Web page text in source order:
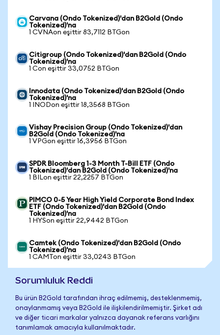
Carvana (Ondo Tokenized)'dan B2Gold (Ondo
Tokenized)'na
1 CVNAon eşittir 83,7112 BTGon
Citigroup (Ondo Tokenized)'dan B2Gold (Ondo
Tokenized)'na
1 Con eşittir 33,0752 BTGon
Innodata (Ondo Tokenized)'dan B2Gold (Ondo
Tokenized)'na
1 INODon eşittir 18,3568 BTGon
Vishay Precision Group (Ondo Tokenized)'dan
B2Gold (Ondo Tokenized)'na
1 VPGon eşittir 16,3956 BTGon
SPDR Bloomberg 1-3 Month T-Bill ETF (Ondo
Tokenized)'dan B2Gold (Ondo Tokenized)'na
1 BILon eşittir 22,2257 BTGon
PIMCO 0-5 Year High Yield Corporate Bond Index
ETF (Ondo Tokenized)'dan B2Gold (Ondo
Tokenized)'na
1 HYSon eşittir 22,9442 BTGon
Camtek (Ondo Tokenized)'dan B2Gold (Ondo
Tokenized)'na
1 CAMTon eşittir 33,0243 BTGon
Sorumluluk Reddi
Bu ürün B2Gold tarafından ihraç edilmemiş, desteklenmemiş,
onaylanmamış veya B2Gold ile ilişkilendirilmemiştir. Şirket adı
ve diğer ticari markalar yalnızca dayanak referans varlığını
tanımlamak amacıyla kullanılmaktadır.